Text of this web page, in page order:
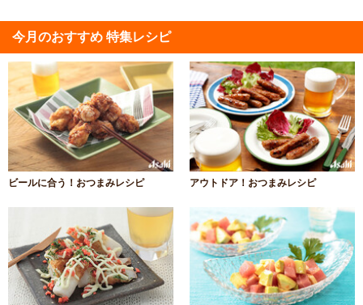
今月のおすすめ 特集レシピ
ビールに合う！おつまみレシピ アウトドア！おつまみレシピ